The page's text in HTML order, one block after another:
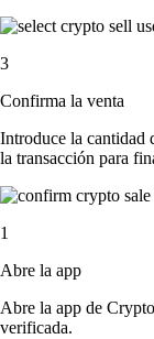
3
Confirma la venta
Introduce la cantidad
la transacción para
1
Abre la app
Abre la app de
verificada.